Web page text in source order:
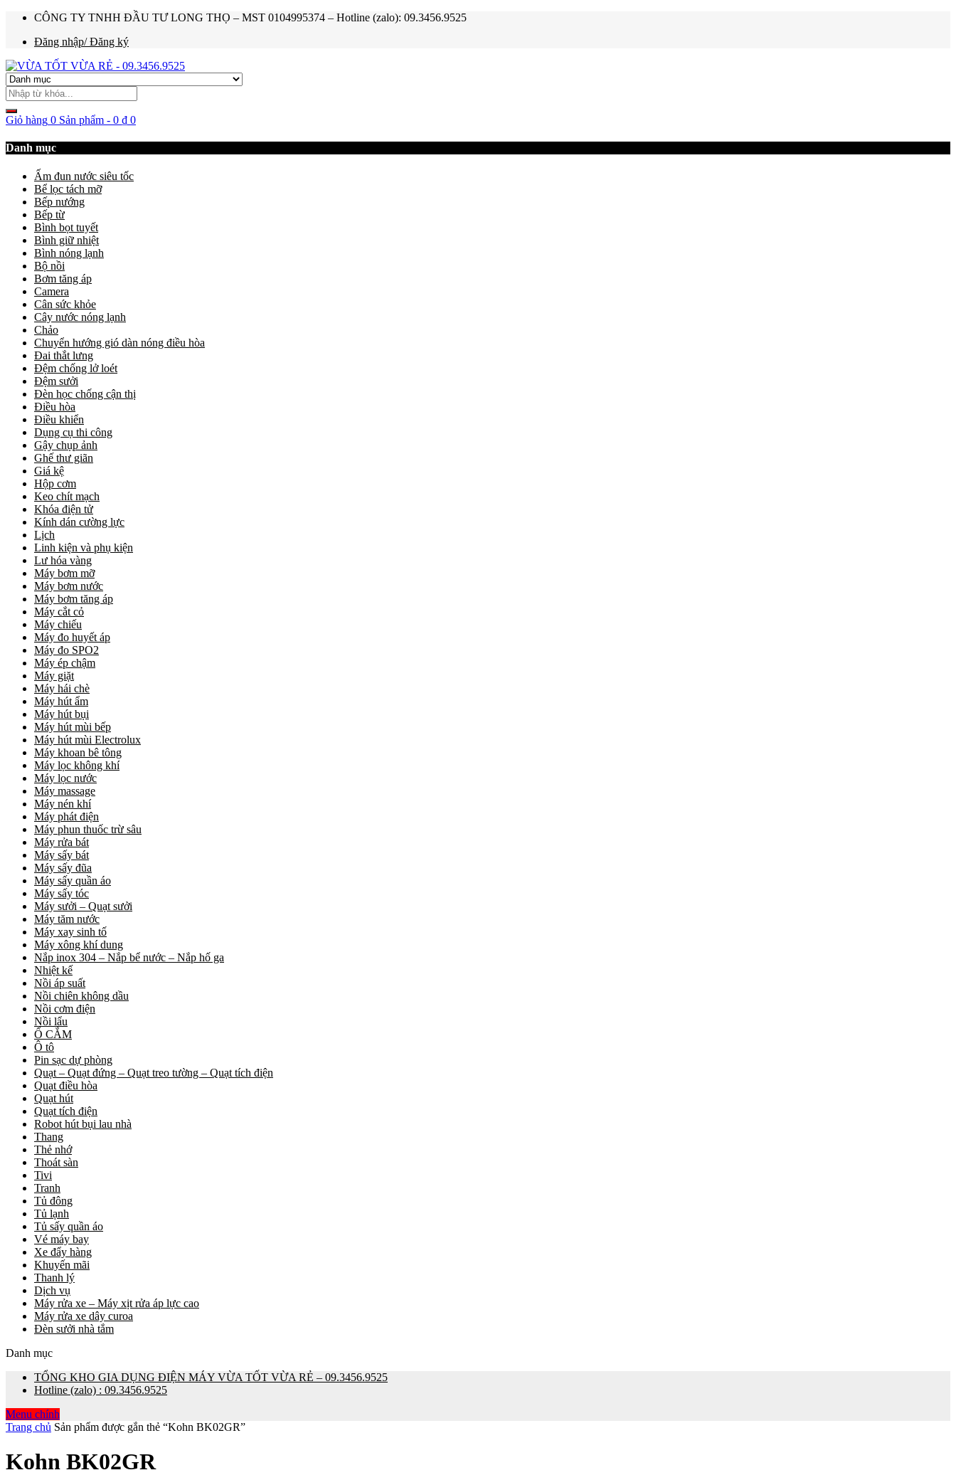
CÔNG TY TNHH ĐẦU TƯ LONG THỌ – MST 0104995374 – Hotline (zalo): 09.3456.9525
Đăng nhập/ Đăng ký
Giỏ hàng 0 Sản phẩm - 0 ₫ 0
Danh mục
Ấm đun nước siêu tốc
Bể lọc tách mỡ
Bếp nướng
Bếp từ
Bình bọt tuyết
Bình giữ nhiệt
Bình nóng lạnh
Bộ nồi
Bơm tăng áp
Camera
Cân sức khỏe
Cây nước nóng lạnh
Chảo
Chuyển hướng gió dàn nóng điều hòa
Đai thắt lưng
Đệm chống lở loét
Đệm sưởi
Đèn học chống cận thị
Điều hòa
Điều khiển
Dụng cụ thi công
Gậy chụp ảnh
Ghế thư giãn
Giá kệ
Hộp cơm
Keo chít mạch
Khóa điện tử
Kính dán cường lực
Lịch
Linh kiện và phụ kiện
Lư hóa vàng
Máy bơm mỡ
Máy bơm nước
Máy bơm tăng áp
Máy cắt cỏ
Máy chiếu
Máy đo huyết áp
Máy đo SPO2
Máy ép chậm
Máy giặt
Máy hái chè
Máy hút ẩm
Máy hút bụi
Máy hút mùi bếp
Máy hút mùi Electrolux
Máy khoan bê tông
Máy lọc không khí
Máy lọc nước
Máy massage
Máy nén khí
Máy phát điện
Máy phun thuốc trừ sâu
Máy rửa bát
Máy sấy bát
Máy sấy đũa
Máy sấy quần áo
Máy sấy tóc
Máy sưởi – Quạt sưởi
Máy tăm nước
Máy xay sinh tố
Máy xông khí dung
Nắp inox 304 – Nắp bể nước – Nắp hố ga
Nhiệt kế
Nồi áp suất
Nồi chiên không dầu
Nồi cơm điện
Nồi lẩu
Ổ CẮM
Ô tô
Pin sạc dự phòng
Quạt – Quạt đứng – Quạt treo tường – Quạt tích điện
Quạt điều hòa
Quạt hút
Quạt tích điện
Robot hút bụi lau nhà
Thang
Thẻ nhớ
Thoát sàn
Tivi
Tranh
Tủ đông
Tủ lạnh
Tủ sấy quần áo
Vé máy bay
Xe đẩy hàng
Khuyến mãi
Thanh lý
Dịch vụ
Máy rửa xe – Máy xịt rửa áp lực cao
Máy rửa xe dây curoa
Đèn sưởi nhà tắm
Danh mục
TỔNG KHO GIA DỤNG ĐIỆN MÁY VỪA TỐT VỪA RẺ – 09.3456.9525
Hotline (zalo) : 09.3456.9525
Menu chính
Trang chủ Sản phẩm được gắn thẻ “Kohn BK02GR”
Kohn BK02GR